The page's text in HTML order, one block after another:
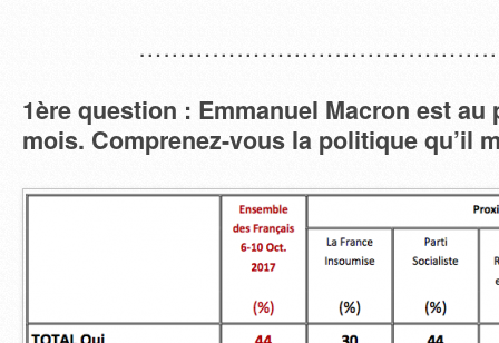
1èrequestion : Emmanuel Macron est au
mois. Comprenez-vous la politique qu’il